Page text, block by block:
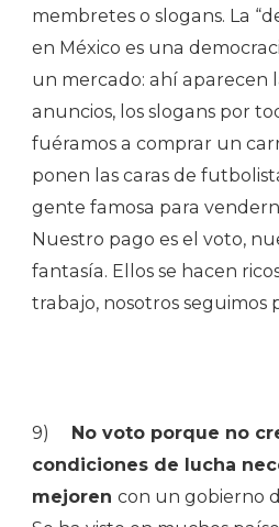
membretes o slogans. La
en México es una
un mercado: ahí aparecen
anuncios, los slogans por
fuéramos a comprar un
ponen las caras de
gente famosa para
Nuestro pago es el voto,
fantasía. Ellos se hacen
trabajo, nosotros seguimos
9) No voto porque no
condiciones de lucha
mejoren con un gobierno